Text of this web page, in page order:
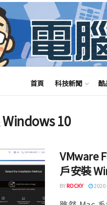
首頁 科技新聞 酷
10
VMware
戶安裝
BYROCKY 2020